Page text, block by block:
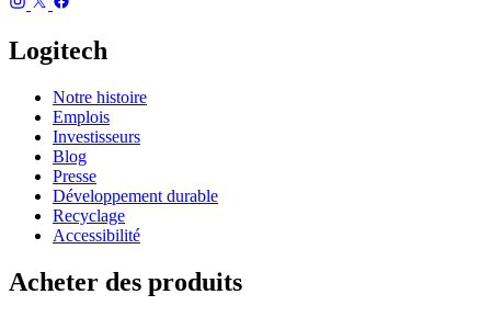
Logitech
Notre histoire
Emplois
Investisseurs
Blog
Presse
Développement durable
Recyclage
Accessibilité
Acheter des produits